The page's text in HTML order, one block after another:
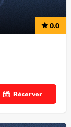
0.0
Réserver